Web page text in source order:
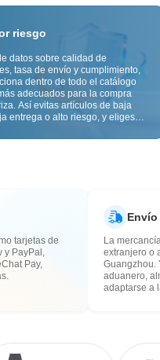
riesgo
datos sobre calidad de
tasa de envío y cumplimiento,
dentro de todo el catálogo
adecuados para la compra
Así evitas artículos de baja
entrega o alto riesgo, y eliges
y las etiquetas de
tarjetas de
y PayPal,
Pay,
La
extranjero o
Guangzhou.
aduanero,
adaptarse a